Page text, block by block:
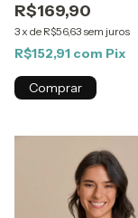
R$169,90
3x de R$56,63 sem juros
R$152,91 com Pix
Comprar